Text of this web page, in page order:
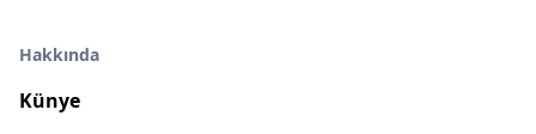
Hakkında
Künye